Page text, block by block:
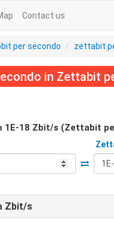
Contact us
per secondo zettabit
in Zettabit
1E-18 Zbit/s (Zettabit
Zbit/s